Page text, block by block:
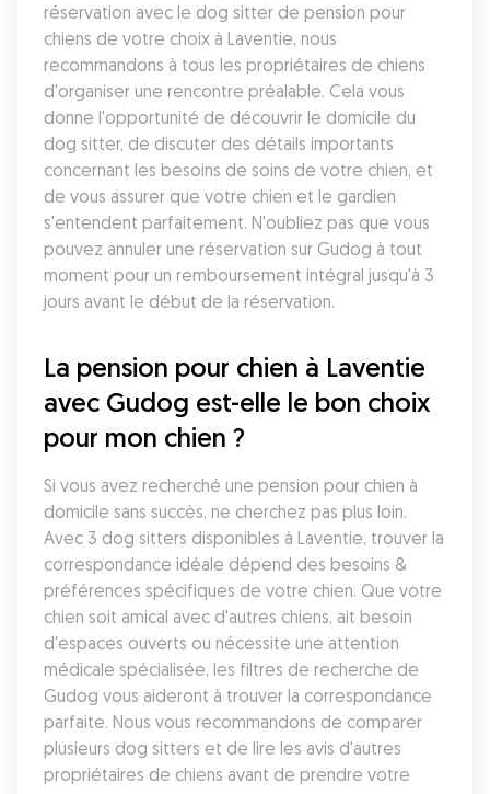
réservation avec le dog sitter de pension pour
chiens de votre choix à Laventie, nous
recommandons à tous les propriétaires de chiens
d'organiser une rencontre préalable. Cela vous
donne l'opportunité de découvrir le domicile du
dog sitter, de discuter des détails importants
concernant les besoins de soins de votre chien, et
de vous assurer que votre chien et le gardien
s'entendent parfaitement. N'oubliez pas que vous
pouvez annuler une réservation sur Gudog à tout
moment pour un remboursement intégral jusqu'à 3
jours avant le début de la réservation.
La pension pour chien à Laventie
avec Gudog est-elle le bon choix
pour mon chien ?
Si vous avez recherché une pension pour chien à
domicile sans succès, ne cherchez pas plus loin.
Avec 3 dog sitters disponibles à Laventie, trouver la
correspondance idéale dépend des besoins &
préférences spécifiques de votre chien. Que votre
chien soit amical avec d'autres chiens, ait besoin
d'espaces ouverts ou nécessite une attention
médicale spécialisée, les filtres de recherche de
Gudog vous aideront à trouver la correspondance
parfaite. Nous vous recommandons de comparer
plusieurs dog sitters et de lire les avis d'autres
propriétaires de chiens avant de prendre votre